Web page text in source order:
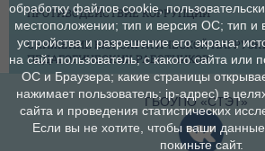
ПРОТИВОДЕЙСТВИЕ КОРРУПЦИИ
СНИЖЕНИЕ БЮРОКРАТИЧЕСКОЙ
ПЕДАГОГИЧЕСКИХ РАБОТНИКОВ
ГБОУПО «СТЭТ»
обработку файлов cookie,
местоположении; тип и версия ОС; тип и
устройства и разрешение его экрана;
на сайт пользователь; с какого сайта или
ОС и Браузера; какие страницы
нажимает пользователь; ip-адрес) в
сайта и проведения статистических
Если вы не хотите, чтобы ваши
покиньте сайт.